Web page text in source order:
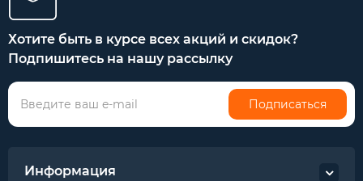
Хотите быть в курсе всех акций и скидок?
Подпишитесь на нашу рассылку
Подписаться
Информация